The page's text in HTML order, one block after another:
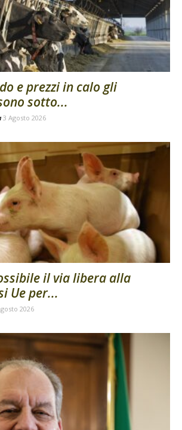
e prezzi in calo gli
sotto...
3 Agosto 2026
il via libera alla
Ue per...
2026